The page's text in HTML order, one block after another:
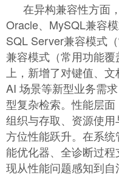
在异构兼容性方面
Oracle、MySQL兼容
SQL Server兼容模式
兼容模式（常用功能
上，新增了对键值、
AI 场景等新型业务需
型复杂检索。性能层
组织与存取、资源使
方位性能跃升。在系
能优化器、全诊断过
现从性能问题感知到